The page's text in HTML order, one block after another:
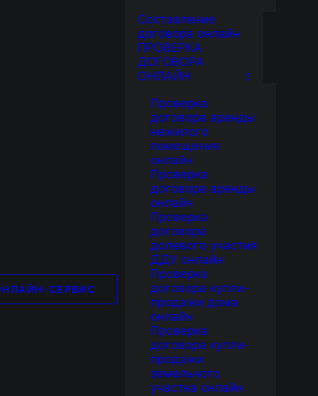
СЕРВИС
Составление
договора онлайн
ПРОВЕРКА
ДОГОВОРА
ОНЛАЙН
Проверка
договора аренды
нежилого
помещения
онлайн
Проверка
договора аренды
онлайн
Проверка
договора
долевого участия
ДДУ онлайн
Проверка
договора купли-
продажи дома
онлайн
Проверка
договора купли-
продажи
земельного
участка онлайн
услуг зафиксирована в
и выдаём кассовые чеки об